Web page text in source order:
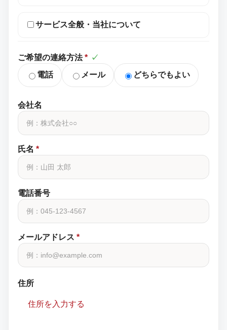
サービス全般・当社について
ご希望の連絡方法 * ✓
電話 メール どちらでもよい
会社名
氏名 *
電話番号
メールアドレス *
住所
住所を入力する